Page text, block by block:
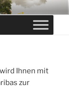
DER
Ihnen mit
zur